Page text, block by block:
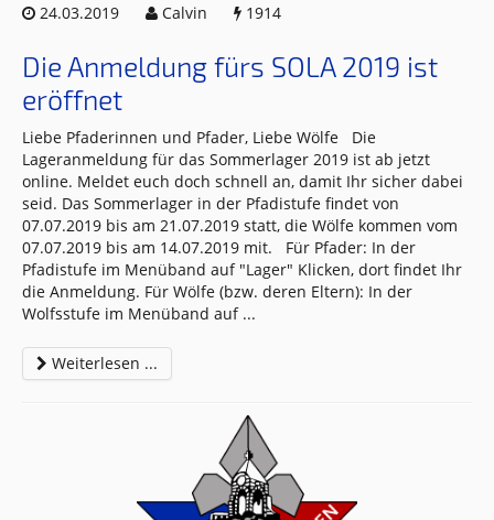
24.03.2019 Calvin 1914
Die Anmeldung fürs SOLA 2019 ist
eröffnet
Liebe Pfaderinnen und Pfader, Liebe Wölfe Die
Lageranmeldung für das Sommerlager 2019 ist ab jetzt
online. Meldet euch doch schnell an, damit Ihr sicher dabei
seid. Das Sommerlager in der Pfadistufe findet von
07.07.2019 bis am 21.07.2019 statt, die Wölfe kommen vom
07.07.2019 bis am 14.07.2019 mit. Für Pfader: In der
Pfadistufe im Menüband auf "Lager" Klicken, dort findet Ihr
die Anmeldung. Für Wölfe (bzw. deren Eltern): In der
Wolfsstufe im Menüband auf ...
Weiterlesen ...